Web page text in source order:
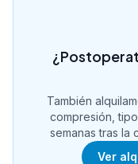
También
compresión,
semanas tras la
Ver